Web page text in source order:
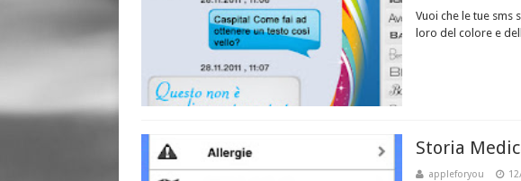
Vuoi che le tue sms
loro del colore e
Storia
appleforyou